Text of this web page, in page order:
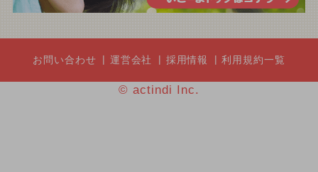
お問い合わせ 運営会社 採用情報 利用規約一覧
© actindi Inc.